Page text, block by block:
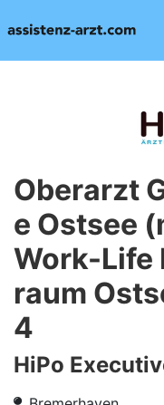
Oberarzt
e Ostsee
Work-Life
raum
4
HiPo